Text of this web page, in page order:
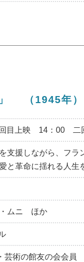
（1945年）
目上映 14：00 二
支援しながら、フラ
と革命に揺れる人生
・ムニ ほか
術の館友の会会員